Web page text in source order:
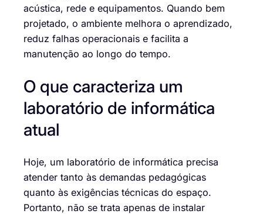
acústica, rede e equipamentos. Quando bem
projetado, o ambiente melhora o aprendizado,
reduz falhas operacionais e facilita a
manutenção ao longo do tempo.
O que caracteriza um
laboratório de informática
atual
Hoje, um laboratório de informática precisa
atender tanto às demandas pedagógicas
quanto às exigências técnicas do espaço.
Portanto, não se trata apenas de instalar